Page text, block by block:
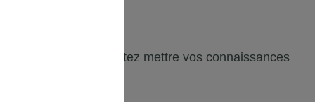
et vous souhaitez mettre vos connaissances